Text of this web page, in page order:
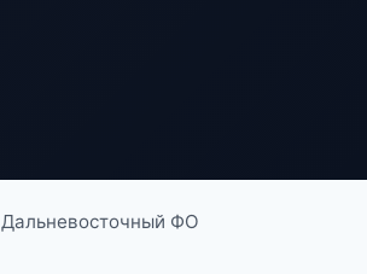
Дальневосточный ФО